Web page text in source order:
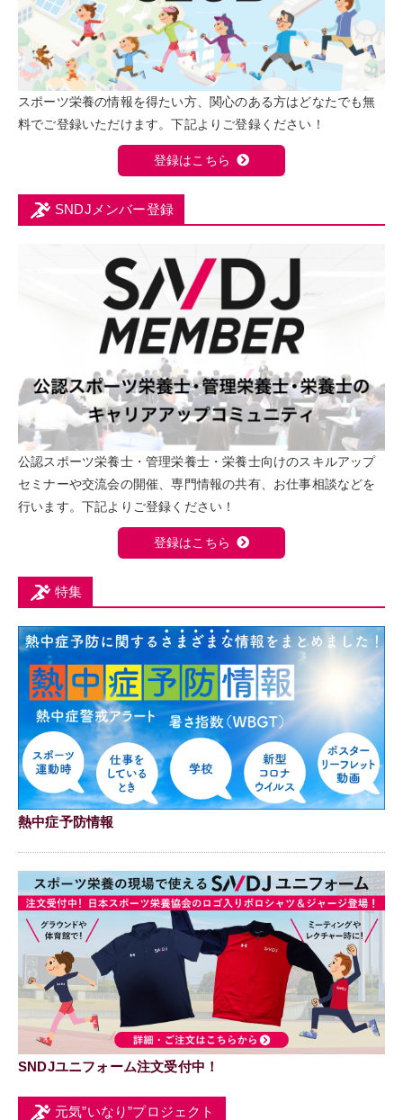
スポーツ栄養の情報を得たい方、関心のある方はどなたでも無
料でご登録いただけます。下記よりご登録ください！
登録はこちら
SNDJメンバー登録
公認スポーツ栄養士・管理栄養士・栄養士向けのスキルアップ
セミナーや交流会の開催、専門情報の共有、お仕事相談などを
行います。下記よりご登録ください！
登録はこちら
特集
熱中症予防情報
SNDJユニフォーム注文受付中！
元気”いなり”プロジェクト